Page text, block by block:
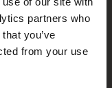
partners who
you’ve
from your use